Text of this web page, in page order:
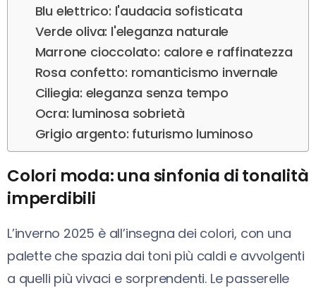
Blu elettrico: l'audacia sofisticata
Verde oliva: l'eleganza naturale
Marrone cioccolato: calore e raffinatezza
Rosa confetto: romanticismo invernale
Ciliegia: eleganza senza tempo
Ocra: luminosa sobrietà
Grigio argento: futurismo luminoso
Colori moda: una sinfonia di tonalità
imperdibili
L’inverno 2025 è all’insegna dei colori, con una
palette che spazia dai toni più caldi e avvolgenti
a quelli più vivaci e sorprendenti. Le passerelle